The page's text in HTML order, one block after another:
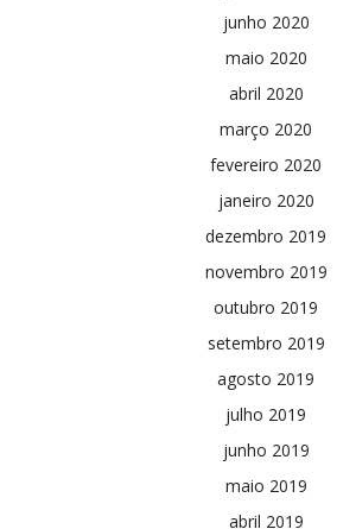
junho 2020
maio 2020
abril 2020
março 2020
fevereiro 2020
janeiro 2020
dezembro 2019
novembro 2019
outubro 2019
setembro 2019
agosto 2019
julho 2019
junho 2019
maio 2019
abril 2019